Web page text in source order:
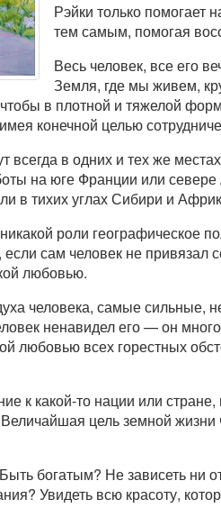
Рэйки только помогает
тем самым, помогая
Весь человек, все его
Земля, где мы живем,
в плотной и тяжелой
конечной целью
всегда в одних и тех же
на юге Франции или
в тихих углах Сибири и
роли географическое
сам человек не привязал
любовью.
человека, самые сильные,
ненавидел его — он
любовью всех горестных
к какой-то нации или
цель земной
богатым? Не зависеть ни
Увидеть всю красоту,